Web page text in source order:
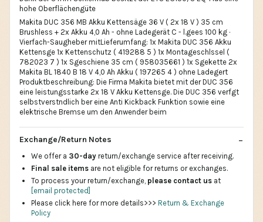
hohe Oberflächengüte
Makita DUC 356 MB Akku Kettensäge 36 V ( 2x 18 V ) 35 cm
Brushless + 2x Akku 4,0 Ah - ohne Ladegerät C - l.gees 100 kg ·
Vierfach-Saugheber mitLieferumfang: 1x Makita DUC 356 Akku
Kettensge 1x Kettenschutz ( 419288 5 ) 1x Montageschlssel (
782023 7 ) 1x Sgeschiene 35 cm ( 958035661 ) 1x Sgekette 2x
Makita BL 1840 B 18 V 4,0 Ah Akku ( 197265 4 ) ohne Ladegert
Produktbeschreibung: Die Firma Makita bietet mit der DUC 356
eine leistungsstarke 2x 18 V Akku Kettensge. Die DUC 356 verfgt
selbstverstndlich ber eine Anti Kickback Funktion sowie eine
elektrische Bremse um den Anwender beim
Exchange/Return Notes
We offer a 30-day return/exchange service after receiving.
Final sale items are not eligible for returns or exchanges.
To process your return/exchange, please contact us at
[email protected]
Please click here for more details>>> Return & Exchange
Policy